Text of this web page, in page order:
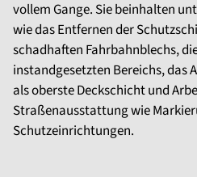
vollem Gange. Sie beinhalten
wie das Entfernen der
schadhaften Fahrbahnblechs,
instandgesetzten Bereichs, das
als oberste Deckschicht und
Straßenausstattung wie
Schutzeinrichtungen.